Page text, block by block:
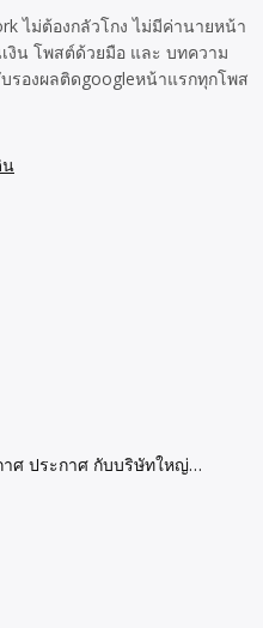
ไม่ต้องกลัวโกง ไม่มีค่านายหน้า
งิน โพสต์ด้วยมือ และ บทความ
รองผลติดgoogleหน้าแรกทุกโพส
น
าศ ประกาศ กับบริษัทใหญ่…